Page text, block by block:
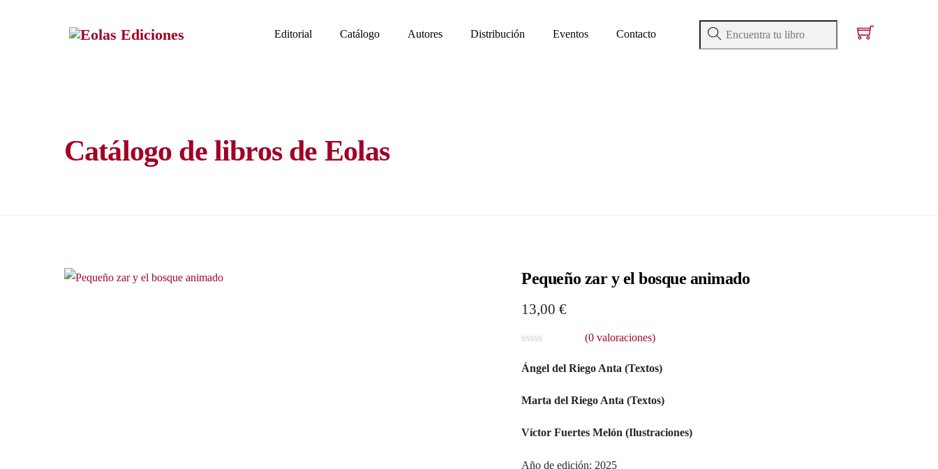
Editorial Catálogo Autores Distribución Eventos Contacto
Catálogo de libros de Eolas
Pequeño zar y el bosque animado
13,00€
a
r
o
n
(0valoraciones)
Ángel del Riego Anta (Textos)
Marta del Riego Anta (Textos)
Víctor Fuertes Melón (Ilustraciones)
Año de edición: 2025